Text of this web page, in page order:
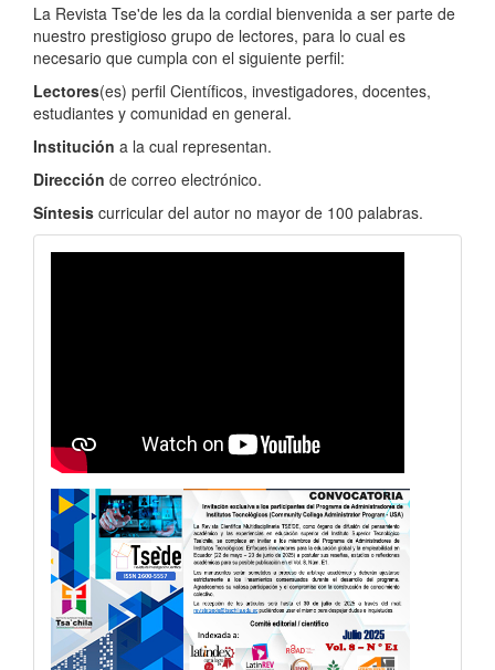
La Revista Tse'de les da la cordial bienvenida a ser parte de
nuestro prestigioso grupo de lectores, para lo cual es
necesario que cumpla con el siguiente perfil:
Lectores(es) perfil Científicos, investigadores, docentes,
estudiantes y comunidad en general.
Institución a la cual representan.
Dirección de correo electrónico.
Síntesis curricular del autor no mayor de 100 palabras.
revistavideo